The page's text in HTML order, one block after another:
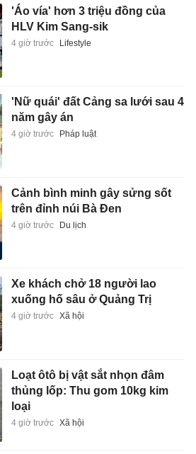
'Áo vía' hơn 3 triệu đồng của
HLV Kim Sang-sik
4 giờ trước Lifestyle
'Nữ quái' đất Cảng sa lưới sau 4
năm gây án
4 giờ trước Pháp luật
Cảnh bình minh gây sửng sốt
trên đỉnh núi Bà Đen
4 giờ trước Du lịch
Xe khách chở 18 người lao
xuống hố sâu ở Quảng Trị
4 giờ trước Xã hội
Loạt ôtô bị vật sắt nhọn đâm
thủng lốp: Thu gom 10kg kim
loại
4 giờ trước Xã hội